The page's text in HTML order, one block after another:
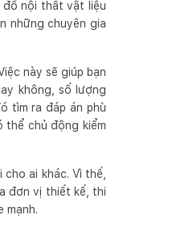
đồ nội thất vật liệu
những chuyên gia
này sẽ giúp bạn
không, số lượng
tìm ra đáp án phù
thể chủ động kiểm
ai khác. Vì thế,
đơn vị thiết kế, thi
mạnh.